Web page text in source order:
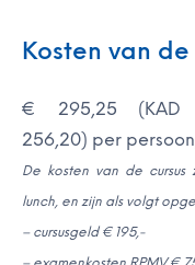
Kosten van
€ 295,25 (KAD
256,20) per persoon,
De kosten van de
lunch, en zijn als volgt
– cursusgeld € 195,-